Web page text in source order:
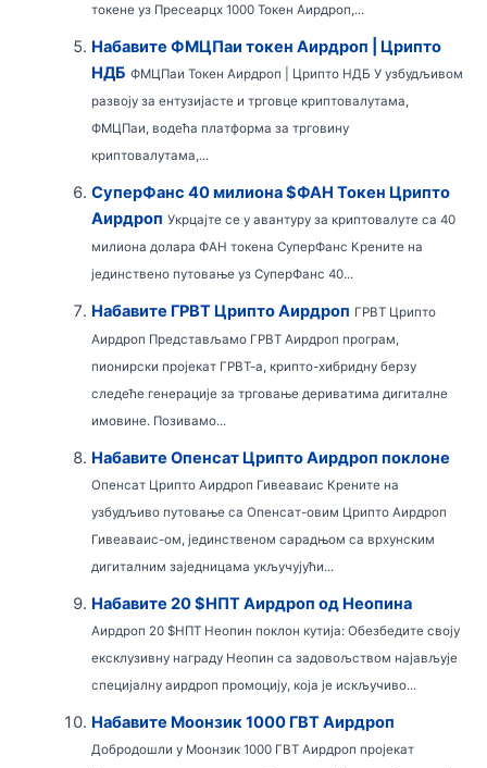
токене уз Пресеарцх 1000 Токен Аирдроп,...
Набавите ФМЦПаи токен Аирдроп | Црипто
НДБ ФМЦПаи Токен Аирдроп | Црипто НДБ У узбудљивом
развоју за ентузијасте и трговце криптовалутама,
ФМЦПаи, водећа платформа за трговину
криптовалутама,...
СуперФанс 40 милиона $ФАН Токен Црипто
Аирдроп Укрцајте се у авантуру за криптовалуте са 40
милиона долара ФАН токена СуперФанс Крените на
јединствено путовање уз СуперФанс 40...
Набавите ГРВТ Црипто Аирдроп ГРВТ Црипто
Аирдроп Представљамо ГРВТ Аирдроп програм,
пионирски пројекат ГРВТ-а, крипто-хибридну берзу
следеће генерације за трговање дериватима дигиталне
имовине. Позивамо...
Набавите Опенсат Црипто Аирдроп поклоне
Опенсат Црипто Аирдроп Гивеаваис Крените на
узбудљиво путовање са Опенсат-овим Црипто Аирдроп
Гивеаваис-ом, јединственом сарадњом са врхунским
дигиталним заједницама укључујући...
Набавите 20 $НПТ Аирдроп од Неопина
Аирдроп 20 $НПТ Неопин поклон кутија: Обезбедите своју
ексклузивну награду Неопин са задовољством најављује
специјалну аирдроп промоцију, која је искључиво...
Набавите Моонзик 1000 ГВТ Аирдроп
Добродошли у Моонзик 1000 ГВТ Аирдроп пројекат